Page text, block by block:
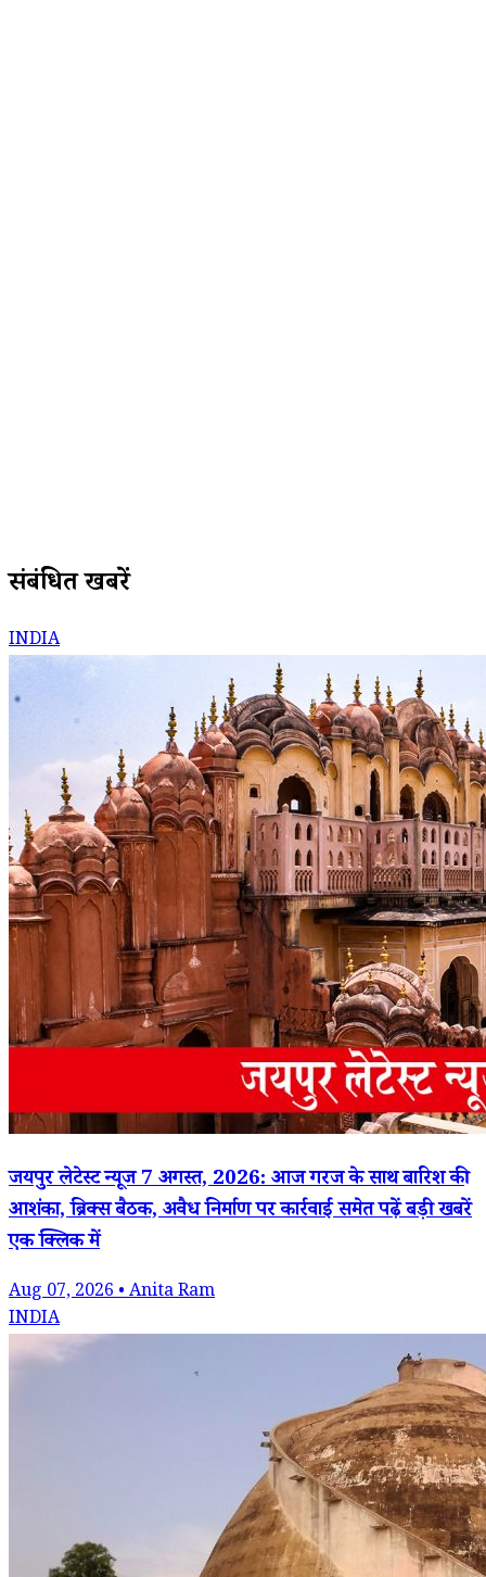
संबंधित खबरें
INDIA
जयपुर लेटेस्ट न्यूज 7 अगस्त, 2026: आज गरज के साथ बारिश की
आशंका, ब्रिक्स बैठक, अवैध निर्माण पर कार्रवाई समेत पढ़ें बड़ी खबरें
एक क्लिक में
Aug 07, 2026 • Anita Ram
INDIA